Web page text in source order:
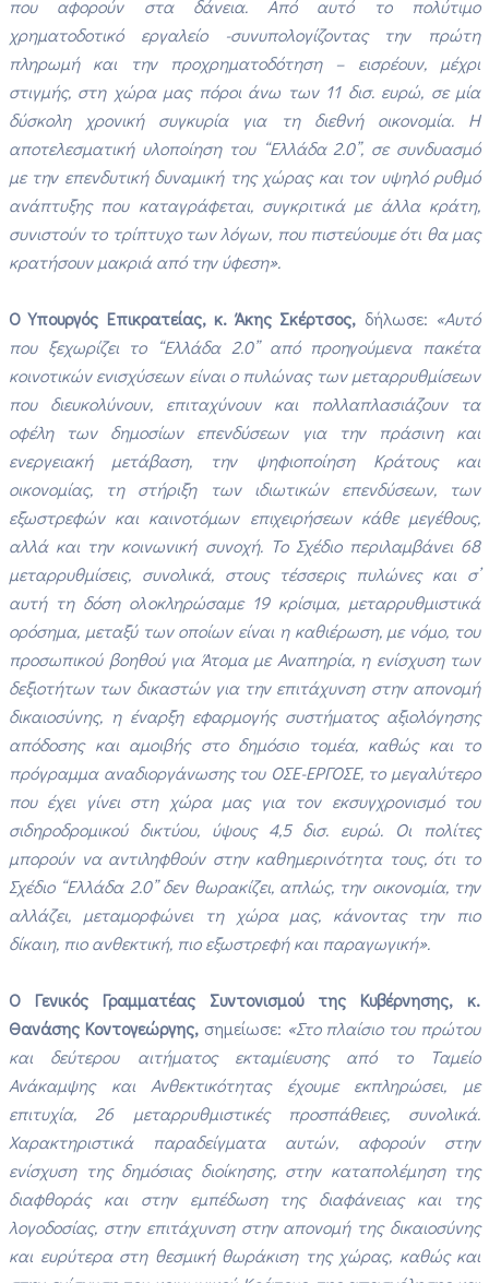
που αφορούν στα δάνεια. Από αυτό το πολύτιμο
χρηματοδοτικό εργαλείο -συνυπολογίζοντας την πρώτη
πληρωμή και την προχρηματοδότηση – εισρέουν, μέχρι
στιγμής, στη χώρα μας πόροι άνω των 11 δισ. ευρώ, σε μία
δύσκολη χρονική συγκυρία για τη διεθνή οικονομία. Η
αποτελεσματική υλοποίηση του “Ελλάδα 2.0”, σε συνδυασμό
με την επενδυτική δυναμική της χώρας και τον υψηλό ρυθμό
ανάπτυξης που καταγράφεται, συγκριτικά με άλλα κράτη,
συνιστούν το τρίπτυχο των λόγων, που πιστεύουμε ότι θα μας
κρατήσουν μακριά από την ύφεση».
Ο Υπουργός Επικρατείας, κ. Άκης Σκέρτσος, δήλωσε: «Αυτό
που ξεχωρίζει το “Ελλάδα 2.0” από προηγούμενα πακέτα
κοινοτικών ενισχύσεων είναι ο πυλώνας των μεταρρυθμίσεων
που διευκολύνουν, επιταχύνουν και πολλαπλασιάζουν τα
οφέλη των δημοσίων επενδύσεων για την πράσινη και
ενεργειακή μετάβαση, την ψηφιοποίηση Κράτους και
οικονομίας, τη στήριξη των ιδιωτικών επενδύσεων, των
εξωστρεφών και καινοτόμων επιχειρήσεων κάθε μεγέθους,
αλλά και την κοινωνική συνοχή. Το Σχέδιο περιλαμβάνει 68
μεταρρυθμίσεις, συνολικά, στους τέσσερις πυλώνες και σ’
αυτή τη δόση ολοκληρώσαμε 19 κρίσιμα, μεταρρυθμιστικά
ορόσημα, μεταξύ των οποίων είναι η καθιέρωση, με νόμο, του
προσωπικού βοηθού για Άτομα με Αναπηρία, η ενίσχυση των
δεξιοτήτων των δικαστών για την επιτάχυνση στην απονομή
δικαιοσύνης, η έναρξη εφαρμογής συστήματος αξιολόγησης
απόδοσης και αμοιβής στο δημόσιο τομέα, καθώς και το
πρόγραμμα αναδιοργάνωσης του ΟΣΕ-ΕΡΓΟΣΕ, το μεγαλύτερο
που έχει γίνει στη χώρα μας για τον εκσυγχρονισμό του
σιδηροδρομικού δικτύου, ύψους 4,5 δισ. ευρώ. Οι πολίτες
μπορούν να αντιληφθούν στην καθημερινότητα τους, ότι το
Σχέδιο “Ελλάδα 2.0” δεν θωρακίζει, απλώς, την οικονομία, την
αλλάζει, μεταμορφώνει τη χώρα μας, κάνοντας την πιο
δίκαιη, πιο ανθεκτική, πιο εξωστρεφή και παραγωγική».
Ο Γενικός Γραμματέας Συντονισμού της Κυβέρνησης, κ.
Θανάσης Κοντογεώργης,σημείωσε: «Στο πλαίσιο του πρώτου
και δεύτερου αιτήματος εκταμίευσης από το Ταμείο
Ανάκαμψης και Ανθεκτικότητας έχουμε εκπληρώσει, με
επιτυχία, 26 μεταρρυθμιστικές προσπάθειες, συνολικά.
Χαρακτηριστικά παραδείγματα αυτών, αφορούν στην
ενίσχυση της δημόσιας διοίκησης, στην καταπολέμηση της
διαφθοράς και στην εμπέδωση της διαφάνειας και της
λογοδοσίας, στην επιτάχυνση στην απονομή της δικαιοσύνης
και ευρύτερα στη θεσμική θωράκιση της χώρας, καθώς και